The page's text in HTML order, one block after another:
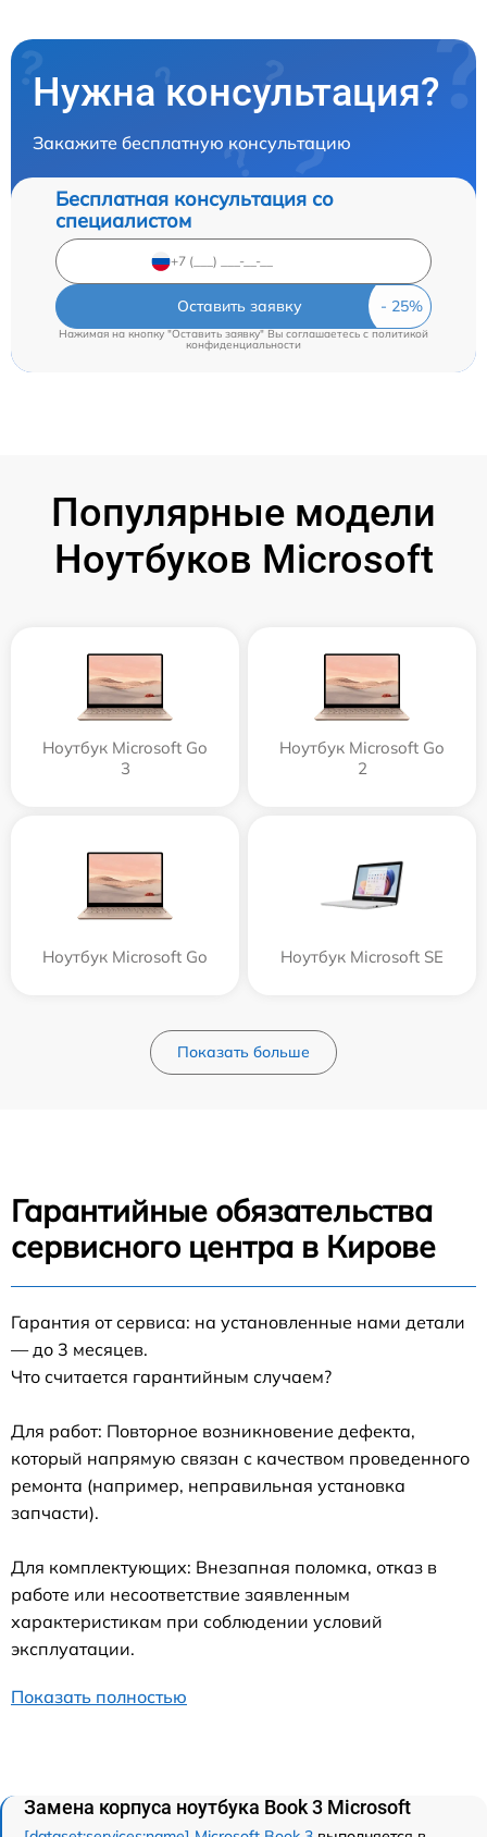
Нужна консультация?
Закажите бесплатную консультацию
Бесплатная консультация со
специалистом
Оставить заявку
Нажимая на кнопку "Оставить заявку" Вы соглашаетесь cполитикой
конфиденциальности
Популярные модели
Ноутбуков Microsoft
Ноутбук Microsoft Go
3
Ноутбук Microsoft Go
2
Ноутбук Microsoft Go Ноутбук Microsoft SE
Показать больше
Гарантийные обязательства
сервисного центра в Кирове
Гарантия от сервиса: на установленные нами детали
— до 3 месяцев.
Что считается гарантийным случаем?
Для работ: Повторное возникновение дефекта,
который напрямую связан с качеством проведенного
ремонта (например, неправильная установка
запчасти).
Для комплектующих: Внезапная поломка, отказ в
работе или несоответствие заявленным
характеристикам при соблюдении условий
эксплуатации.
Показать полностью
Замена корпуса ноутбука Book 3 Microsoft